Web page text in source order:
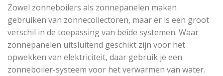
Zowel zonneboilers als zonnepanelen maken
gebruiken van zonnecollectoren, maar er is een groot
verschil in de toepassing van beide systemen. Waar
zonnepanelen uitsluitend geschikt zijn voor het
opwekken van elektriciteit, daar gebruik je een
zonneboiler-systeem voor het verwarmen van water.